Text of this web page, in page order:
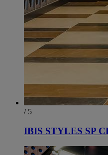
/ 5
IBIS STYLES SP